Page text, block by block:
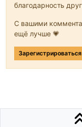
благодарность
С вашими
ещё лучше 💗
Зарегистрироваться